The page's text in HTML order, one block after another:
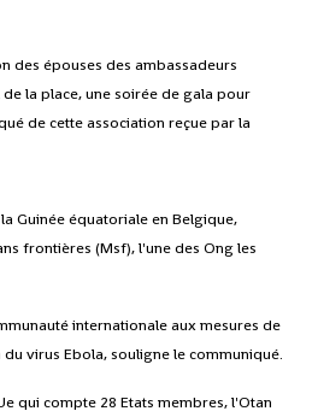
des épouses des ambassadeurs
la place, une soirée de gala pour
de cette association reçue par la
Guinée équatoriale en Belgique,
frontières (Msf), l'une des Ong les
internationale aux mesures de
virus Ebola, souligne le communiqué.
qui compte 28 Etats membres, l'Otan